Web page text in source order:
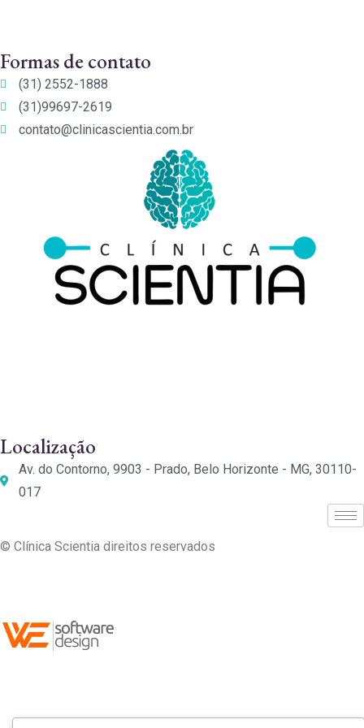
Formas de contato
(31) 2552-1888
(31)99697-2619
contato@clinicascientia.com.br
Localização
Av. do Contorno, 9903 - Prado, Belo Horizonte - MG, 30110-
017
© Clínica Scientia direitos reservados